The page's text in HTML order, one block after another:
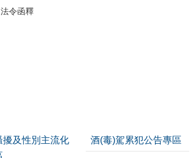
令函釋
擾及性別主流化
酒(毒)駕累犯公告專區